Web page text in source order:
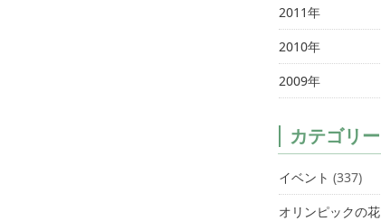
2011年
2010年
2009年
カテゴリー
イベント (337)
オリンピックの花